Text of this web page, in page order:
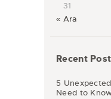
31
« Ara
Recent
5
Need to